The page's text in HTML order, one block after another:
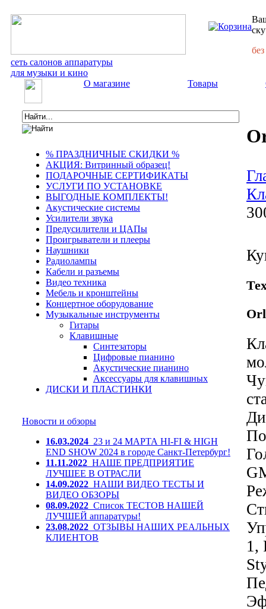
сеть салонов аппаратуры
для музыки и кино
О магазине Товары
% ПРАЗДНИЧНЫЕ СКИДКИ %
АКЦИЯ: Витринный образец!
ПОДАРОЧНЫЕ СЕРТИФИКАТЫ
УСЛУГИ ПО УСТАНОВКЕ
ВЫГОДНЫЕ КОМПЛЕКТЫ!
Акустические системы
Усилители звука
Предусилители и ЦАПы
Проигрыватели и плееры
Наушники
Радиолампы
Кабели и разъемы
Видео техника
Мебель и кронштейны
Концертное оборудование
Музыкальные инструменты
Гитары
Клавишные
Синтезаторы
Цифровые пианино
Акустические пианино
Аксессуары для клавишных
ДИСКИ И ПЛАСТИНКИ
Новости и обзоры
16.03.2024 23 и 24 МАРТА HI-FI & HIGH
END SHOW 2024 в городе Санкт-Петербург!
11.11.2022 НАШЕ ПРЕДПРИЯТИЕ
ЛУЧШЕЕ В ОТРАСЛИ
14.09.2022 НАШИ ВИДЕО ТЕСТЫ И
ВИДЕО ОБЗОРЫ
08.09.2022 Список ТЕСТОВ НАШЕЙ
ЛУЧШЕЙ аппаратуры!
23.08.2022 ОТЗЫВЫ НАШИХ РЕАЛЬНЫХ
КЛИЕНТОВ
1,